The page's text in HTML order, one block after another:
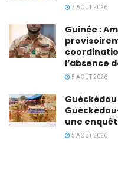
7 AOÛT 2026
Guinée :
l’absence
5 AOÛT 2026
Guéckédou
une
5 AOÛT 2026